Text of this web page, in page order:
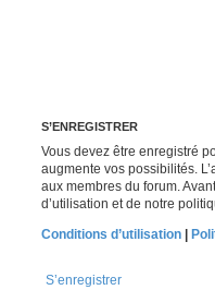
S’ENREGISTRER
Vous devez être enregistré
augmente vos possibilités.
aux membres du forum.
d’utilisation et de notre
Conditions d’utilisation
S’enregistrer